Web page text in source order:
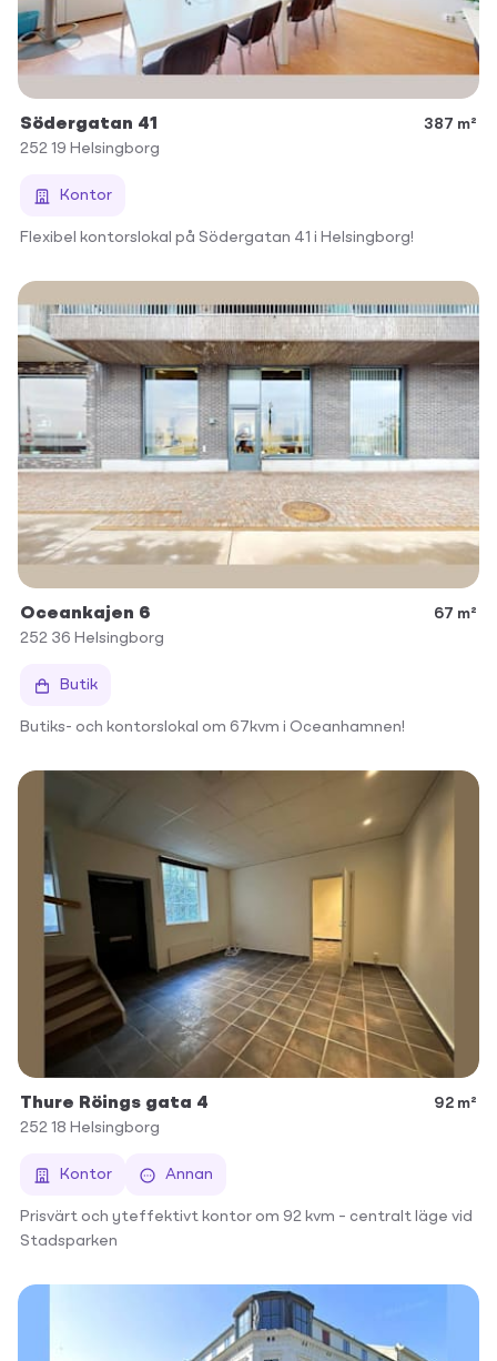
Södergatan 41
387 m²
252 19 Helsingborg
Kontor
Flexibel kontorslokal på Södergatan 41 i Helsingborg!
Oceankajen 6
67 m²
252 36 Helsingborg
Butik
Butiks- och kontorslokal om 67kvm i Oceanhamnen!
Thure Röings gata 4
92 m²
252 18 Helsingborg
Kontor Annan
Prisvärt och yteffektivt kontor om 92 kvm – centralt läge vid
Stadsparken